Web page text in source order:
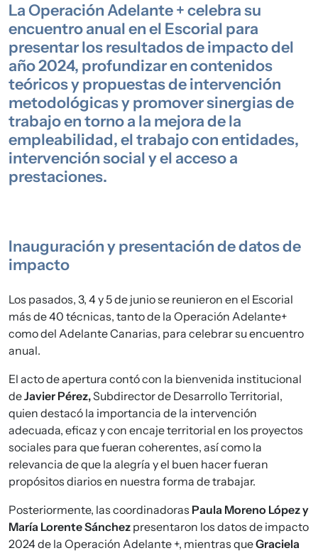
La Operación Adelante + celebra su
encuentro anual en el Escorial para
presentar los resultados de impacto del
año 2024, profundizar en contenidos
teóricos y propuestas de intervención
metodológicas y promover sinergias de
trabajo en torno a la mejora de la
empleabilidad, el trabajo con entidades,
intervención social y el acceso a
prestaciones.
Inauguración y presentación de datos de
impacto
Los pasados, 3, 4 y 5 de junio se reunieron en el Escorial
más de 40 técnicas, tanto de la Operación Adelante+
como del Adelante Canarias, para celebrar su encuentro
anual.
El acto de apertura contó con la bienvenida institucional
deJavier Pérez,Subdirector de Desarrollo Territorial,
quien destacó la importancia de la intervención
adecuada, eficaz y con encaje territorial en los proyectos
sociales para que fueran coherentes, así como la
relevancia de que la alegría y el buen hacer fueran
propósitos diarios en nuestra forma de trabajar.
Posteriormente, las coordinadoras Paula Moreno López y
María Lorente Sánchez presentaron los datos de impacto
2024 de la Operación Adelante +, mientras queGraciela